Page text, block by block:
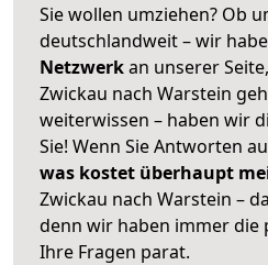
Sie wollen umziehen? Ob
deutschlandweit – wir
Netzwerkan unserer
Zwickau nach Warstein
weiterwissen – haben wir
Sie! Wenn Sie Antworten
was kostet überhaupt
Zwickau nach Warstein –
denn wir haben immer die
Ihre Fragen parat.